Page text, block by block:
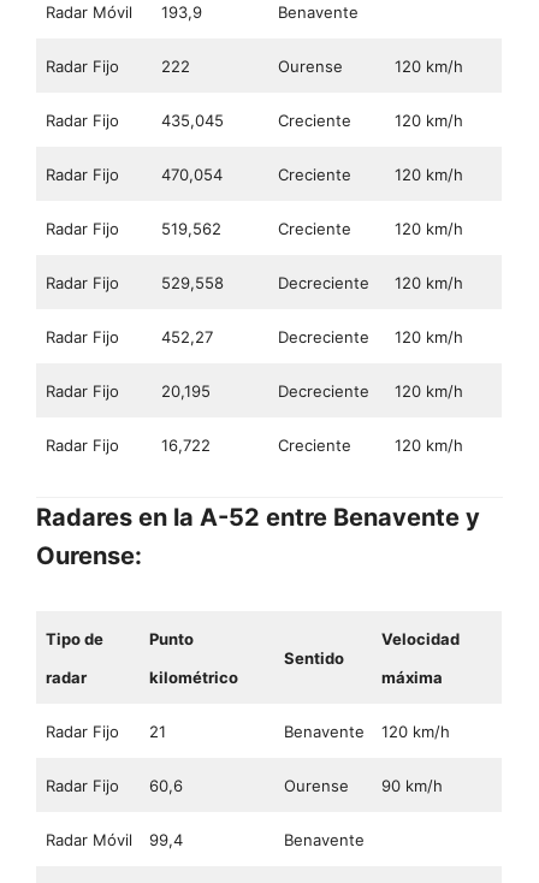
Radar Móvil 193,9 Benavente
Radar Fijo 222 Ourense 120 km/h
Radar Fijo 435,045 Creciente 120 km/h
Radar Fijo 470,054 Creciente 120 km/h
Radar Fijo 519,562 Creciente 120 km/h
Radar Fijo 529,558 Decreciente 120 km/h
Radar Fijo 452,27 Decreciente 120 km/h
Radar Fijo 20,195 Decreciente 120 km/h
Radar Fijo 16,722 Creciente 120 km/h
Radares en la A-52 entre Benavente y
Ourense:
Tipo de
radar
Punto
kilométrico
Sentido
Velocidad
máxima
Radar Fijo 21 Benavente 120 km/h
Radar Fijo 60,6 Ourense 90 km/h
Radar Móvil 99,4 Benavente